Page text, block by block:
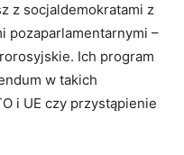
z socjaldemokratami z
pozaparlamentarnymi –
Ich program
w takich
i UE czy przystąpienie